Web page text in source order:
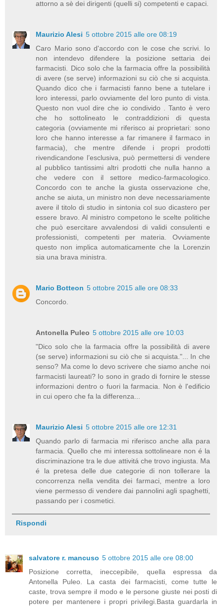
attorno a sè dei dirigenti (quelli si) competenti e capaci.
Maurizio Alesi 5 ottobre 2015 alle ore 08:19
Caro Mario sono d'accordo con le cose che scrivi. Io
non intendevo difendere la posizione settaria dei
farmacisti. Dico solo che la farmacia offre la possibilità
di avere (se serve) informazioni su ciò che si acquista.
Quando dico che i farmacisti fanno bene a tutelare i
loro interessi, parlo ovviamente del loro punto di vista.
Questo non vuol dire che io condivido . Tanto è vero
che ho sottolineato le contraddizioni di questa
categoria (ovviamente mi riferisco ai proprietari: sono
loro che hanno interesse a far rimanere il farmaco in
farmacia), che mentre difende i propri prodotti
rivendicandone l’esclusiva, può permettersi di vendere
al pubblico tantissimi altri prodotti che nulla hanno a
che vedere con il settore medico-farmacologico.
Concordo con te anche la giusta osservazione che,
anche se aiuta, un ministro non deve necessariamente
avere il titolo di studio in sintonia col suo dicastero per
essere bravo. Al ministro competono le scelte politiche
che può esercitare avvalendosi di validi consulenti e
professionisti, competenti per materia. Ovviamente
questo non implica automaticamente che la Lorenzin
sia una brava ministra.
Mario Botteon 5 ottobre 2015 alle ore 08:33
Concordo.
Antonella Puleo 5 ottobre 2015 alle ore 10:03
"Dico solo che la farmacia offre la possibilità di avere
(se serve) informazioni su ciò che si acquista."... In che
senso? Ma come lo devo scrivere che siamo anche noi
farmacisti laureati? Io sono in grado di fornire le stesse
informazioni dentro o fuori la farmacia. Non è l'edificio
in cui opero che fa la differenza...
Maurizio Alesi 5 ottobre 2015 alle ore 12:31
Quando parlo di farmacia mi riferisco anche alla para
farmacia. Quello che mi interessa sottolineare non é la
discriminazione tra le due attivitá che trovo ingiusta. Ma
é la pretesa delle due categorie di non tollerare la
concorrenza nella vendita dei farmaci, mentre a loro
viene permesso di vendere dai pannolini agli spaghetti,
passando per i cosmetici.
Rispondi
salvatore r. mancuso 5 ottobre 2015 alle ore 08:00
Posizione corretta, ineccepibile, quella espressa da
Antonella Puleo. La casta dei farmacisti, come tutte le
caste, trova sempre il modo e le persone giuste nei posti di
potere per mantenere i propri privilegi.Basta guardarla in